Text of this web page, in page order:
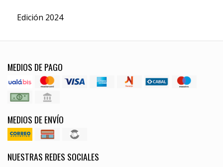
Edición 2024
MEDIOS DE PAGO
MEDIOS DE ENVÍO
NUESTRAS REDES SOCIALES